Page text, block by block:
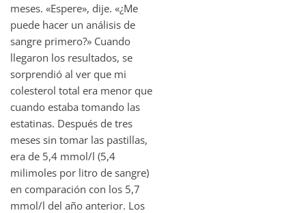
meses. «Espere», dije. «¿Me
puede hacer un análisis de
sangre primero?» Cuando
llegaron los resultados, se
sorprendió al ver que mi
colesterol total era menor que
cuando estaba tomando las
estatinas. Después de tres
meses sin tomar las pastillas,
era de 5,4 mmol/l (5,4
milimoles por litro de sangre)
en comparación con los 5,7
mmol/l del año anterior. Los